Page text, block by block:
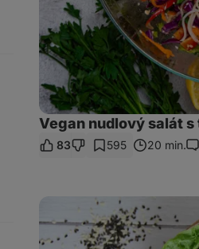
Vegan nudlový salát s
83 595 20 min.
Bowl
s